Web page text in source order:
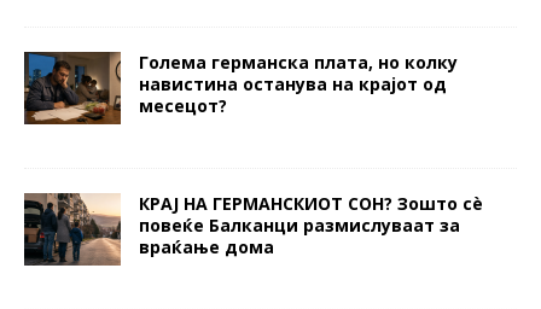
Голема германска плата, но колку
навистина останува на крајот од
месецот?
КРАЈ НА ГЕРМАНСКИОТ СОН? Зошто сè
повеќе Балканци размислуваат за
враќање дома